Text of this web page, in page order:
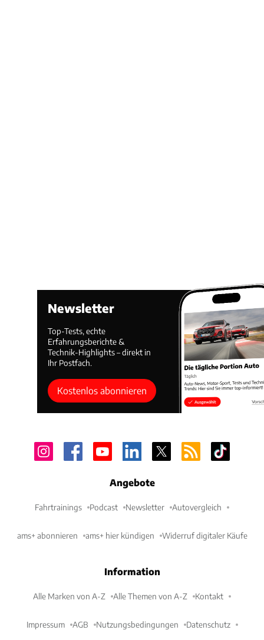
Newsletter
Top-Tests, echte
Erfahrungsberichte &
Technik-Highlights – direkt in
Ihr Postfach.
Kostenlos abonnieren
Angebote
Fahrtrainings Podcast Newsletter Autovergleich
ams+ abonnieren ams+ hier kündigen Widerruf digitaler Käufe
Information
Alle Marken von A-Z Alle Themen von A-Z Kontakt
Impressum AGB Nutzungsbedingungen Datenschutz